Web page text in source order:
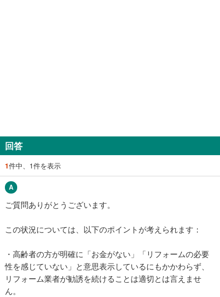
回答
1件中、1件を表示
ご質問ありがとうございます。
この状況については、以下のポイントが考えられます：
・高齢者の方が明確に「お金がない」「リフォームの必要
性を感じていない」と意思表示しているにもかかわらず、
リフォーム業者が勧誘を続けることは適切とは言えませ
ん。